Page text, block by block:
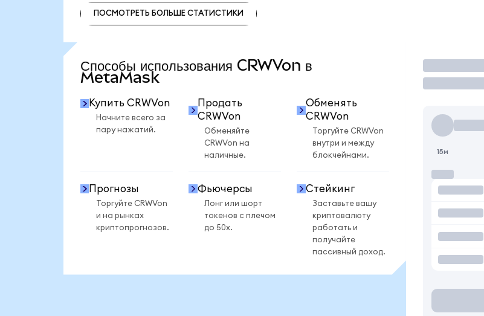
ПОСМОТРЕТЬ БОЛЬШЕ СТАТИСТИКИ
Способы использования CRWVon в
MetaMask
Купить CRWVon
Начните всего за
пару нажатий.
Продать
CRWVon
Обменяйте
CRWVon на
наличные.
Обменять
CRWVon
Торгуйте CRWVon
внутри и между
блокчейнами.
Прогнозы
Торгуйте CRWVon
и на рынках
криптопрогнозов.
Фьючерсы
Лонг или шорт
токенов с плечом
до 50x.
Стейкинг
Заставьте вашу
криптовалюту
работать и
получайте
пассивный доход.
Торговать
15м